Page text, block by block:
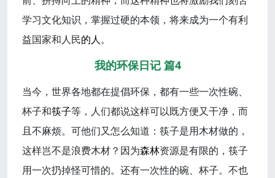
学习文化知识，掌握过硬的本领，将来成为一个有利
益国家和人民的人。
我的环保日记 篇4
当今，世界各地都在提倡环保，都有一些一次性碗、
杯子和筷子等，人们都说这样可以既方便又干净，而
且不麻烦。可他们又怎么知道：筷子是用木材做的，
这样岂不是浪费木材？因为森林资源是有限的，筷子
用一次扔掉怪可惜的。还有一次性的碗、杯子。不也